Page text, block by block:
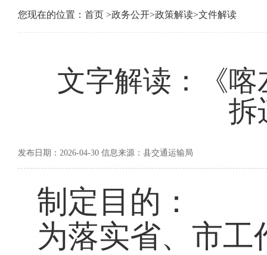
您现在的位置： 首页 >政务公开>政策解读>文件解读
文字解读：《
拆
发布日期：2026-04-30 信息来源：县交通运输局
制定目的：
为落实省、市